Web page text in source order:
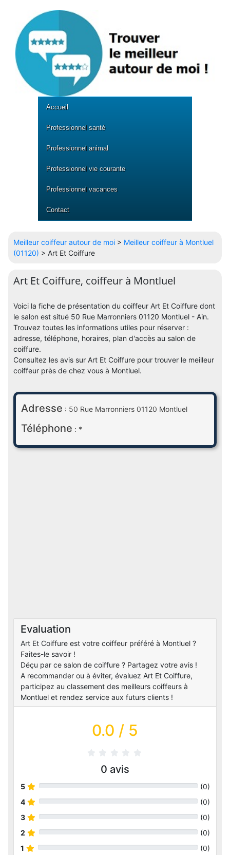
Accueil
Professionnel santé
Professionnel animal
Professionnel vie courante
Professionnel vacances
Contact
Meilleur coiffeur autour de moi > Meilleur coiffeur à Montluel
(01120) > Art Et Coiffure
Art Et Coiffure, coiffeur à Montluel
Voici la fiche de présentation du coiffeur Art Et Coiffure dont
le salon est situé 50 Rue Marronniers 01120 Montluel - Ain.
Trouvez toutes les informations utiles pour réserver :
adresse, téléphone, horaires, plan d'accès au salon de
coiffure.
Consultez les avis sur Art Et Coiffure pour trouver le meilleur
coiffeur près de chez vous à Montluel.
Adresse : 50 Rue Marronniers 01120 Montluel
Téléphone : *
Evaluation
Art Et Coiffure est votre coiffeur préféré à Montluel ?
Faites-le savoir !
Déçu par ce salon de coiffure ? Partagez votre avis !
A recommander ou à éviter, évaluez Art Et Coiffure,
participez au classement des meilleurs coiffeurs à
Montluel et rendez service aux futurs clients !
0.0 / 5
0 avis
5 (0)
4
(0)
3
(0)
2
(0)
1
(0)